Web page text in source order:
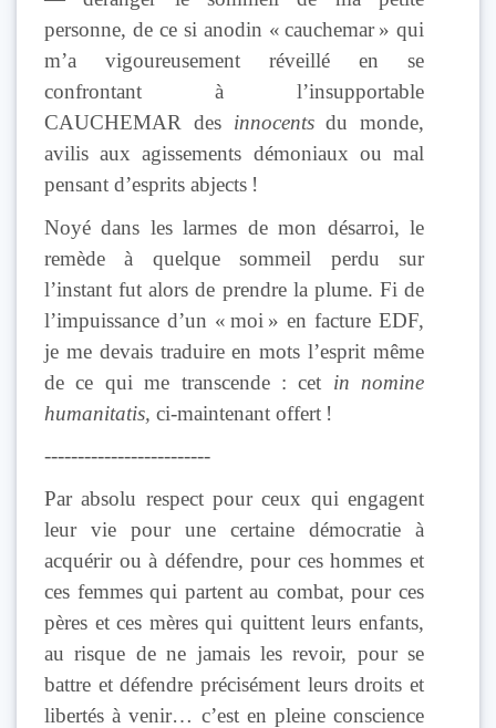
personne, de ce si anodin « cauchemar » qui
m’a vigoureusement réveillé en se
confrontant à l’insupportable
CAUCHEMAR des innocentsdu monde,
avilis aux agissements démoniaux ou mal
pensant d’esprits abjects !
Noyé dans les larmes de mon désarroi, le
remède à quelque sommeil perdu sur
l’instant fut alors de prendre la plume. Fi de
l’impuissance d’un « moi » en facture EDF,
je me devais traduire en mots l’esprit même
de ce qui me transcende : cet in nomine
humanitatis, ci-maintenant offert !
-------------------------
Par absolu respect pour ceux qui engagent
leur vie pour une certaine démocratie à
acquérir ou à défendre, pour ces hommes et
ces femmes qui partent au combat, pour ces
pères et ces mères qui quittent leurs enfants,
au risque de ne jamais les revoir, pour se
battre et défendre précisément leurs droits et
libertés à venir… c’est en pleine conscience